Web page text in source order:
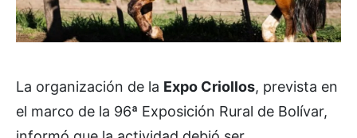
La organización de la Expo Criollos, prevista en
el marco de la 96ª Exposición Rural de Bolívar,